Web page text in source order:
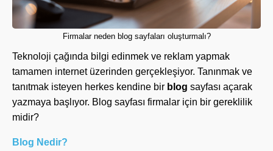
Firmalar neden blog sayfaları oluşturmalı?
Teknoloji çağında bilgi edinmek ve reklam yapmak
tamamen internet üzerinden gerçekleşiyor. Tanınmak ve
tanıtmak isteyen herkes kendine bir blog sayfası açarak
yazmaya başlıyor. Blog sayfası firmalar için bir gereklilik
midir?
Blog Nedir?